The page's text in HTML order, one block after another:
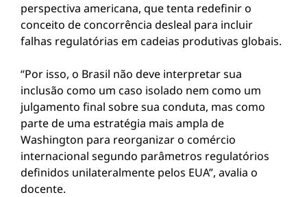
perspectiva americana, que tenta redefinir o
conceito de concorrência desleal para incluir
falhas regulatórias em cadeias produtivas globais.
“Por isso, o Brasil não deve interpretar sua
inclusão como um caso isolado nem como um
julgamento final sobre sua conduta, mas como
parte de uma estratégia mais ampla de
Washington para reorganizar o comércio
internacional segundo parâmetros regulatórios
definidos unilateralmente pelos EUA”, avalia o
docente.